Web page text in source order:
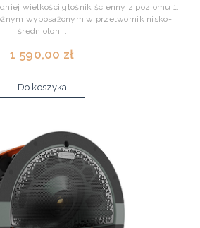
wielkości głośnik ścienny z poziomu 1.
wyposażonym w przetwornik nisko-
średnioton...
1 590,00 zł
Do koszyka